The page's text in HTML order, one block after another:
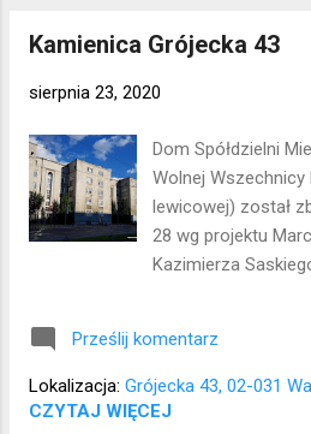
Kamienica Grójecka 43
sierpnia 23, 2020
Dom Spółdzielni
Wolnej Wszechnicy
lewicowej) został
28 wg projektu
Kazimierza
wypalony
mieszkaniu
wyposażenie. Po
Prześlij komentarz
Lokalizacja: Grójecka 43, 02-031
CZYTAJ WIĘCEJ